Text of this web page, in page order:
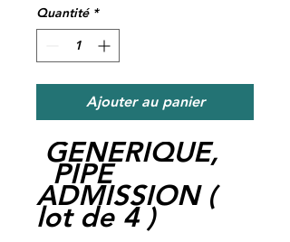
Quantité *
Ajouter au panier
GENERIQUE,
PIPE
ADMISSION (
lot de 4 )